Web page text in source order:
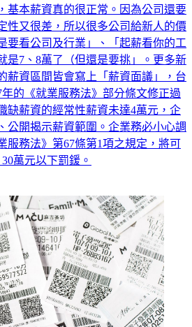
基本薪資真的很正常。因為公司還要
性又很差，所以很多公司給新人的價
要看公司及行業」、「起薪看你的工
是7、8萬了（但還是要挑」。更多新
薪資區間皆會寫上「薪資面議」，台
的《就業服務法》部分條文修正過
缺薪資的經常性薪資未達4萬元，企
公開揭示薪資範圍。企業務必小心調
服務法》第67條第1項之規定，將可
萬元以下罰鍰。